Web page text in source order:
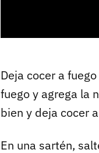
Deja cocer a
fuego y agrega la
bien y deja cocer
En una sartén,